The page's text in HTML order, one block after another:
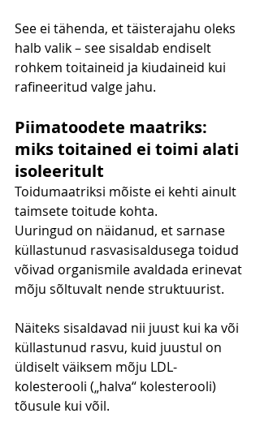
See ei tähenda, et täisterajahu oleks
halb valik – see sisaldab endiselt
rohkem toitaineid ja kiudaineid kui
rafineeritud valge jahu.
Piimatoodete maatriks:
miks toitained ei toimi alati
isoleeritult
Toidumaatriksi mõiste ei kehti ainult
taimsete toitude kohta.
Uuringud on näidanud, et sarnase
küllastunud rasvasisaldusega toidud
võivad organismile avaldada erinevat
mõju sõltuvalt nende struktuurist.
Näiteks sisaldavad nii juust kui ka või
küllastunud rasvu, kuid juustul on
üldiselt väiksem mõju LDL-
kolesterooli („halva“ kolesterooli)
tõusule kui võil.